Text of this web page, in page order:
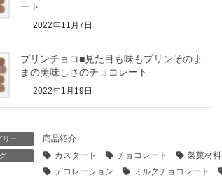
ート
2022年11月7日
プリンチョコ■見た目も味もプリンそのま
まの美味しさのチョコレート
2022年1月19日
リー 商品紹介
カスタード チョコレート 製菓材料
デコレーション
ミルクチョコレート